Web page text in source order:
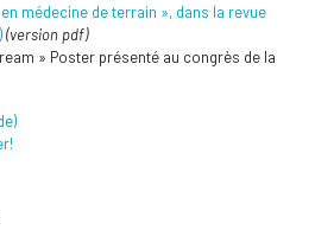
médecine de terrain », dans la revue
(version pdf)
» Poster présenté au congrès de la